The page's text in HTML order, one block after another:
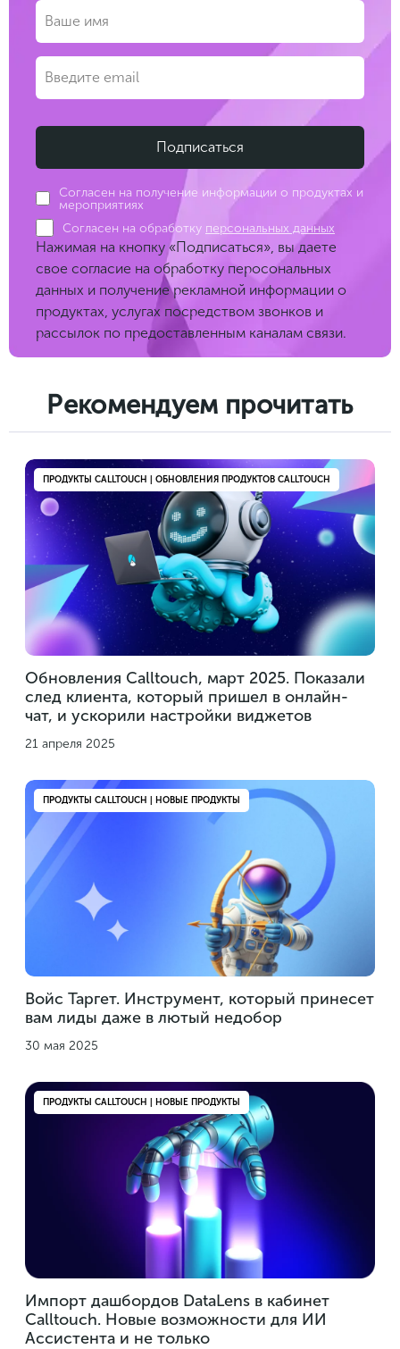
Согласен на получение информации о продуктах и
мероприятиях
Согласен на обработку персональных данных
Нажимая на кнопку «Подписаться», вы даете
свое согласие на обработку перосональных
данных и получение рекламной информации о
продуктах, услугах посредством звонков и
рассылок по предоставленным каналам связи.
Рекомендуем прочитать
ПРОДУКТЫ CALLTOUCH | ОБНОВЛЕНИЯ ПРОДУКТОВ CALLTOUCH
Обновления Calltouch, март 2025. Показали
след клиента, который пришел в онлайн-
чат, и ускорили настройки виджетов
21 апреля 2025
ПРОДУКТЫ CALLTOUCH | НОВЫЕ ПРОДУКТЫ
Войс Таргет. Инструмент, который принесет
вам лиды даже в лютый недобор
30 мая 2025
ПРОДУКТЫ CALLTOUCH | НОВЫЕ ПРОДУКТЫ
Импорт дашбордов DataLens в кабинет
Calltouch. Новые возможности для ИИ
Ассистента и не только